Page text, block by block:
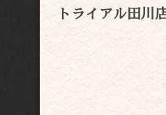
トライアル田川